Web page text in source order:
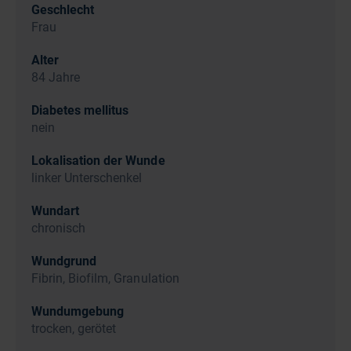
Geschlecht
Frau
Alter
84 Jahre
Diabetes mellitus
nein
Lokalisation der Wunde
linker Unterschenkel
Wundart
chronisch
Wundgrund
Fibrin, Biofilm, Granulation
Wundumgebung
trocken, gerötet